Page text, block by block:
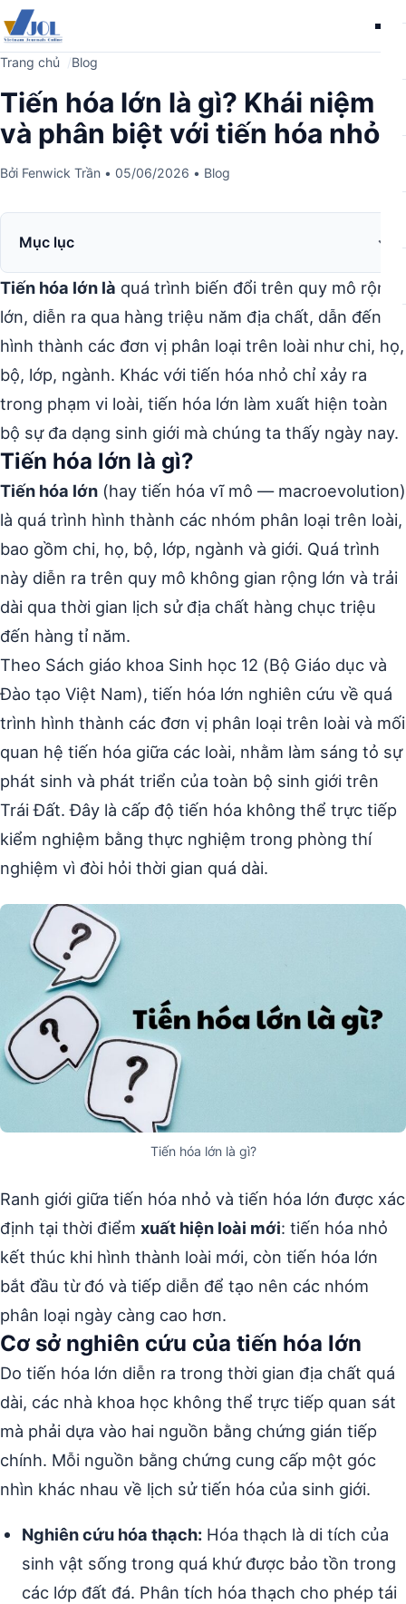
Trang chủ Blog
Tiến hóa lớn là gì? Khái niệm
và phân biệt với tiến hóa nhỏ
Bởi Fenwick Trần • 05/06/2026 • Blog
Mục lục
Tiến hóa lớn là quá trình biến đổi trên quy mô rộng
lớn, diễn ra qua hàng triệu năm địa chất, dẫn đến sự
hình thành các đơn vị phân loại trên loài như chi, họ,
bộ, lớp, ngành. Khác với tiến hóa nhỏ chỉ xảy ra
trong phạm vi loài, tiến hóa lớn làm xuất hiện toàn
bộ sự đa dạng sinh giới mà chúng ta thấy ngày nay.
Tiến hóa lớn là gì?
Tiến hóa lớn (hay tiến hóa vĩ mô — macroevolution)
là quá trình hình thành các nhóm phân loại trên loài,
bao gồm chi, họ, bộ, lớp, ngành và giới. Quá trình
này diễn ra trên quy mô không gian rộng lớn và trải
dài qua thời gian lịch sử địa chất hàng chục triệu
đến hàng tỉ năm.
Theo Sách giáo khoa Sinh học 12 (Bộ Giáo dục và
Đào tạo Việt Nam), tiến hóa lớn nghiên cứu về quá
trình hình thành các đơn vị phân loại trên loài và mối
quan hệ tiến hóa giữa các loài, nhằm làm sáng tỏ sự
phát sinh và phát triển của toàn bộ sinh giới trên
Trái Đất. Đây là cấp độ tiến hóa không thể trực tiếp
kiểm nghiệm bằng thực nghiệm trong phòng thí
nghiệm vì đòi hỏi thời gian quá dài.
Tiến hóa lớn là gì?
Ranh giới giữa tiến hóa nhỏ và tiến hóa lớn được xác
định tại thời điểm xuất hiện loài mới: tiến hóa nhỏ
kết thúc khi hình thành loài mới, còn tiến hóa lớn
bắt đầu từ đó và tiếp diễn để tạo nên các nhóm
phân loại ngày càng cao hơn.
Cơ sở nghiên cứu của tiến hóa lớn
Do tiến hóa lớn diễn ra trong thời gian địa chất quá
dài, các nhà khoa học không thể trực tiếp quan sát
mà phải dựa vào hai nguồn bằng chứng gián tiếp
chính. Mỗi nguồn bằng chứng cung cấp một góc
nhìn khác nhau về lịch sử tiến hóa của sinh giới.
Nghiên cứu hóa thạch: Hóa thạch là di tích của
sinh vật sống trong quá khứ được bảo tồn trong
các lớp đất đá. Phân tích hóa thạch cho phép tái